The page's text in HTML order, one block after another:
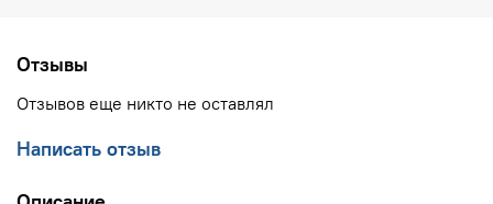
Отзывы
Отзывов еще никто не оставлял
Написать отзыв